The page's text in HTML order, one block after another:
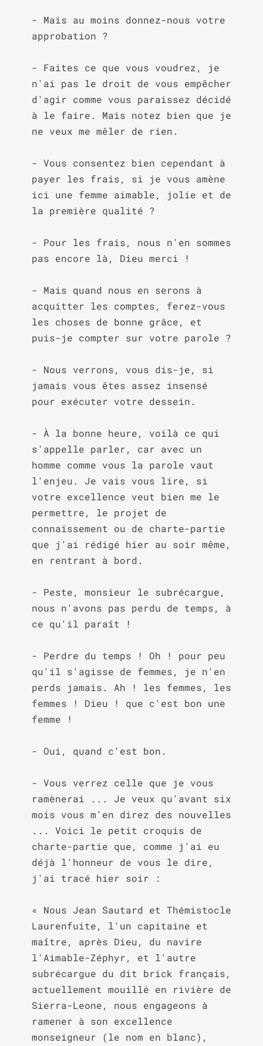
- Mais au moins donnez-nous votre
approbation ?
- Faites ce que vous voudrez, je
n'ai pas le droit de vous empêcher
d'agir comme vous paraissez décidé
à le faire. Mais notez bien que je
ne veux me mêler de rien.
- Vous consentez bien cependant à
payer les frais, si je vous amène
ici une femme aimable, jolie et de
la première qualité ?
- Pour les frais, nous n'en sommes
pas encore là, Dieu merci !
- Mais quand nous en serons à
acquitter les comptes, ferez-vous
les choses de bonne grâce, et
puis-je compter sur votre parole ?
- Nous verrons, vous dis-je, si
jamais vous êtes assez insensé
pour exécuter votre dessein.
- À la bonne heure, voilà ce qui
s'appelle parler, car avec un
homme comme vous la parole vaut
l'enjeu. Je vais vous lire, si
votre excellence veut bien me le
permettre, le projet de
connaissement ou de charte-partie
que j'ai rédigé hier au soir même,
en rentrant à bord.
- Peste, monsieur le subrécargue,
nous n'avons pas perdu de temps, à
ce qu'il paraît !
- Perdre du temps ! Oh ! pour peu
qu'il s'agisse de femmes, je n'en
perds jamais. Ah ! les femmes, les
femmes ! Dieu ! que c'est bon une
femme !
- Oui, quand c'est bon.
- Vous verrez celle que je vous
ramènerai ... Je veux qu'avant six
mois vous m'en direz des nouvelles
... Voici le petit croquis de
charte-partie que, comme j'ai eu
déjà l'honneur de vous le dire,
j'ai tracé hier soir :
« Nous Jean Sautard et Thémistocle
Laurenfuite, l'un capitaine et
maître, après Dieu, du navire
l'Aimable-Zéphyr, et l'autre
subrécargue du dit brick français,
actuellement mouillé en rivière de
Sierra-Leone, nous engageons à
ramener à son excellence
monseigneur (le nom en blanc),